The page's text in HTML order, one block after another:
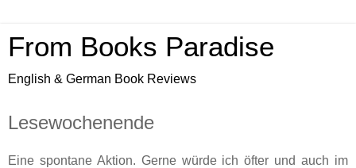
From Books Paradise
English & German Book Reviews
Lesewochenende
Eine spontane Aktion. Gerne würde ich öfter und auch im